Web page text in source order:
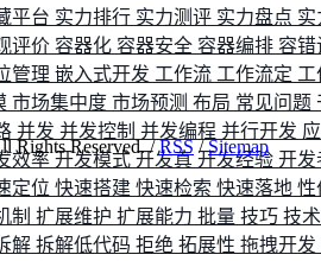
平台 实力排行 实力测评 实力盘点 实
评价 容器化 容器安全 容器编排 容错
管理 嵌入式开发 工作流 工作流定 工
市场集中度 市场预测 布局 常见问题
并发 并发控制 并发编程 并行开发
效率开发模式开发真开发经验 开发
定位 快速搭建 快速检索 快速落地 性
制 扩展维护 扩展能力 批量 技巧 技术
解 拆解低代码 拒绝 拓展性 拖拽开发
Reserved. /RSS/Sitemap